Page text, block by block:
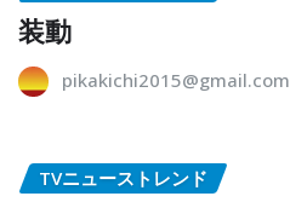
装動
pikakichi2015@gmail.com
TVニューストレンド